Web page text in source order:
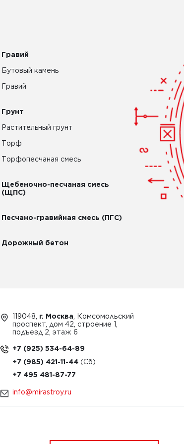
Гравий
Бутовый камень
Гравий
Грунт
Растительный грунт
Торф
Торфопесчаная смесь
Щебеночно-песчаная смесь
(ЩПС)
Песчано-гравийная смесь (ПГС)
Дорожный бетон
119048, г. Москва , Комсомольский
проспект, дом 42, строение 1,
подъезд 2, этаж 6
+7 (925) 534-64-89
+7 (985) 421-11-44
+7 495 481-87-77
info@mirastroy.ru